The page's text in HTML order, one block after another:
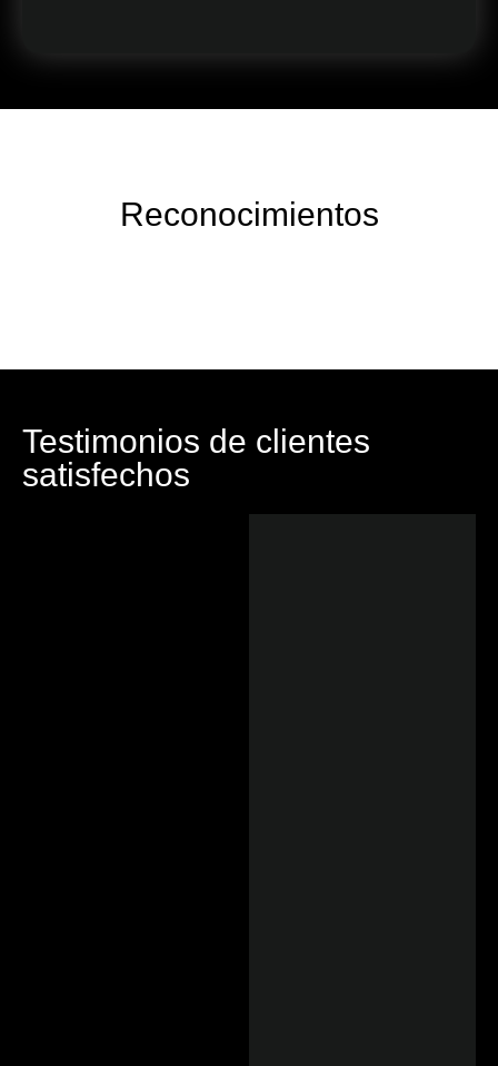
Reconocimientos
Testimonios de clientes
satisfechos